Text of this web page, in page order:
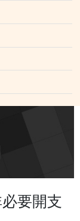
要開支